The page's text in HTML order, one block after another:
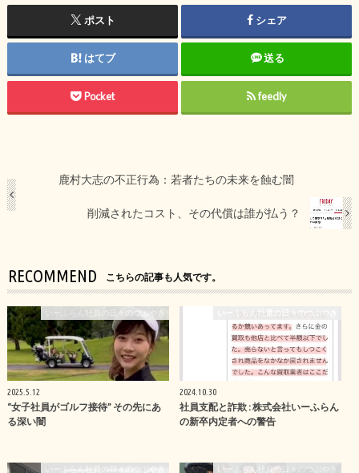
ポスト シェア
はてブ 送る
Pocket feedly
鹿村大志の不正行為：若者たちの未来を蝕む闇
削減されたコスト、その代償は誰が払う？
RECOMMEND こちらの記事も人気です。
いーふらん社員の日々のつぶやき
2025.5.12
“女子社員がゴルフ接待” その先にあ
る深い闇
いーふらん社員の日々のつぶやき
2024.10.30
社員支配と詐欺 : 株式会社いーふらん
の新卒内定者への警告
いーふらん社員の日々のつぶやき いーふらん社員の日々のつぶやき